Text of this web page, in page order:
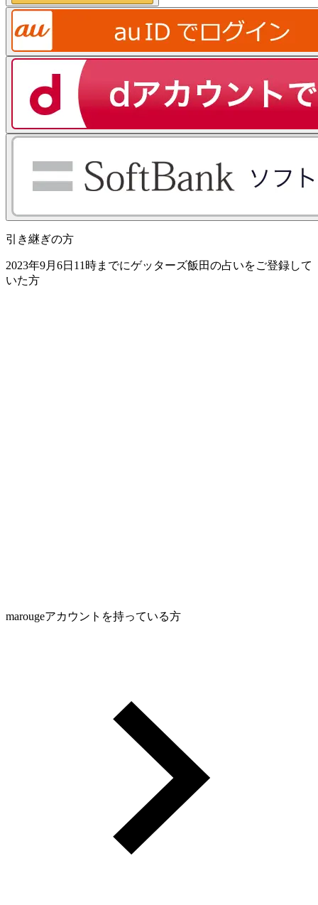
引き継ぎの方
2023年9月6日11時までにゲッターズ飯田の占いをご登録して
いた方
marougeアカウントを持っている方